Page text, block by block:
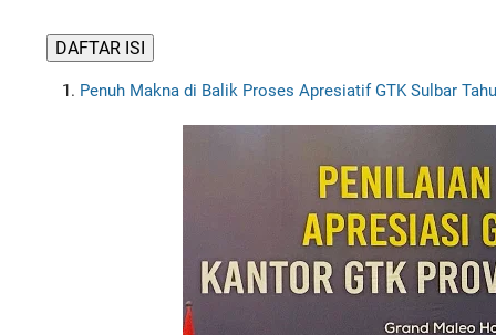
DAFTAR ISI
Penuh Makna di Balik Proses Apresiatif GTK Sulbar